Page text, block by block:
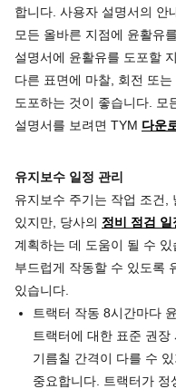
합니다. 사용자 설명서의 안
모든 올바른 지점에 윤활유
설명서에 윤활유를 도포할
다른 표면에 마찰, 회전 또
도포하는 것이 좋습니다. 모
설명서를 보려면 TYM 다운
유지보수 일정 관리
유지보수 주기는 작업 조건,
있지만, 당사의 정비 점검 일
계획하는 데 도움이 될 수
부드럽게 작동할 수 있도록
있습니다.
트랙터 작동 8시간마다
트랙터에 대한 표준 권
기름칠 간격이 다를 수
중요합니다. 트랙터가 정